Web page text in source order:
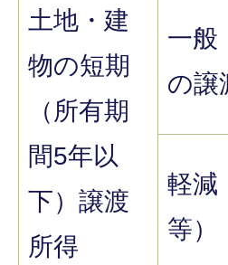
土地・建
物の短期
（所有期
間5年以
下）譲渡
所得
一般
の譲
軽減
等）